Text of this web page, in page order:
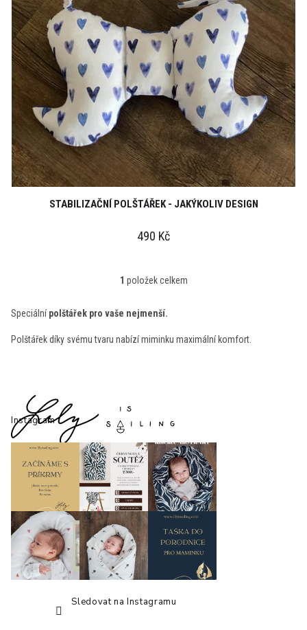
o
d
u
k
t
ů
STABILIZAČNÍ POLŠTÁŘEK - JAKÝKOLIV DESIGN
490 Kč
O
l
d
y
v
ý
p
i
s
1 položek celkem
Speciální polštářek pro vaše nejmenší.
Polštářek díky svému tvaru nabízí miminku maximální komfort.
Instagram
Sledovat na Instagramu